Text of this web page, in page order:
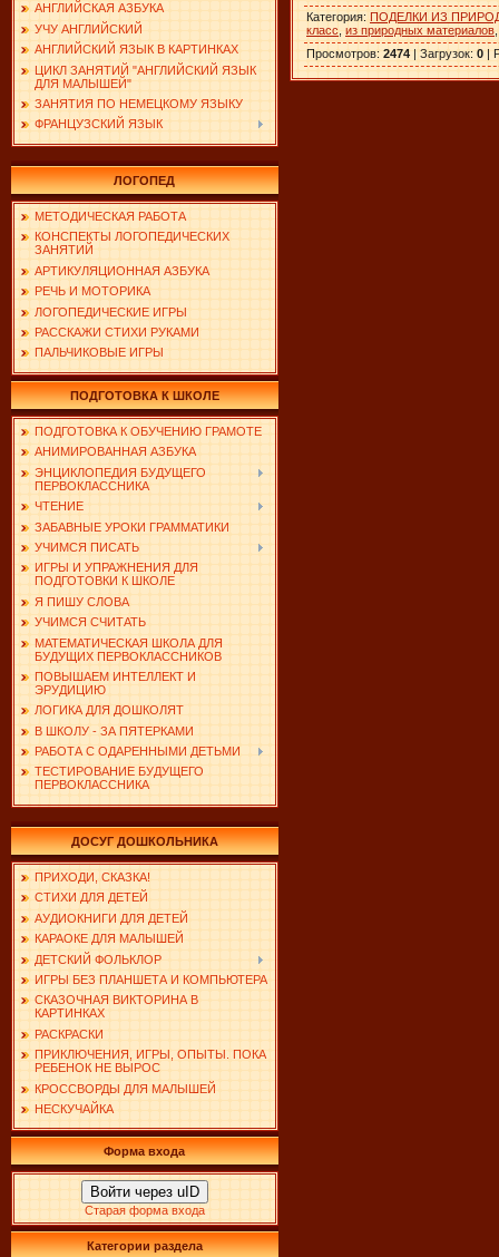
АНГЛИЙСКАЯ АЗБУКА
УЧУ АНГЛИЙСКИЙ
АНГЛИЙСКИЙ ЯЗЫК В КАРТИНКАХ
ЦИКЛ ЗАНЯТИЙ "АНГЛИЙСКИЙ ЯЗЫК
ДЛЯ МАЛЫШЕЙ"
ЗАНЯТИЯ ПО НЕМЕЦКОМУ ЯЗЫКУ
ФРАНЦУЗСКИЙ ЯЗЫК
ЛОГОПЕД
МЕТОДИЧЕСКАЯ РАБОТА
КОНСПЕКТЫ ЛОГОПЕДИЧЕСКИХ
ЗАНЯТИЙ
АРТИКУЛЯЦИОННАЯ АЗБУКА
РЕЧЬ И МОТОРИКА
ЛОГОПЕДИЧЕСКИЕ ИГРЫ
РАССКАЖИ СТИХИ РУКАМИ
ПАЛЬЧИКОВЫЕ ИГРЫ
ПОДГОТОВКА К ШКОЛЕ
ПОДГОТОВКА К ОБУЧЕНИЮ ГРАМОТЕ
АНИМИРОВАННАЯ АЗБУКА
ЭНЦИКЛОПЕДИЯ БУДУЩЕГО
ПЕРВОКЛАССНИКА
ЧТЕНИЕ
ЗАБАВНЫЕ УРОКИ ГРАММАТИКИ
УЧИМСЯ ПИСАТЬ
ИГРЫ И УПРАЖНЕНИЯ ДЛЯ
ПОДГОТОВКИ К ШКОЛЕ
Я ПИШУ СЛОВА
УЧИМСЯ СЧИТАТЬ
МАТЕМАТИЧЕСКАЯ ШКОЛА ДЛЯ
БУДУЩИХ ПЕРВОКЛАССНИКОВ
ПОВЫШАЕМ ИНТЕЛЛЕКТ И
ЭРУДИЦИЮ
ЛОГИКА ДЛЯ ДОШКОЛЯТ
В ШКОЛУ - ЗА ПЯТЕРКАМИ
РАБОТА С ОДАРЕННЫМИ ДЕТЬМИ
ТЕСТИРОВАНИЕ БУДУЩЕГО
ПЕРВОКЛАССНИКА
ДОСУГ ДОШКОЛЬНИКА
ПРИХОДИ, СКАЗКА!
СТИХИ ДЛЯ ДЕТЕЙ
АУДИОКНИГИ ДЛЯ ДЕТЕЙ
КАРАОКЕ ДЛЯ МАЛЫШЕЙ
ДЕТСКИЙ ФОЛЬКЛОР
ИГРЫ БЕЗ ПЛАНШЕТА И КОМПЬЮТЕРА
СКАЗОЧНАЯ ВИКТОРИНА В
КАРТИНКАХ
РАСКРАСКИ
ПРИКЛЮЧЕНИЯ, ИГРЫ, ОПЫТЫ. ПОКА
РЕБЕНОК НЕ ВЫРОС
КРОССВОРДЫ ДЛЯ МАЛЫШЕЙ
НЕСКУЧАЙКА
Форма входа
Войти через uID
Старая форма входа
Категории раздела
Категория: ПОДЕЛКИ ИЗ
класс из природных материалов
Просмотров: 2474 | Загрузок: 0 |